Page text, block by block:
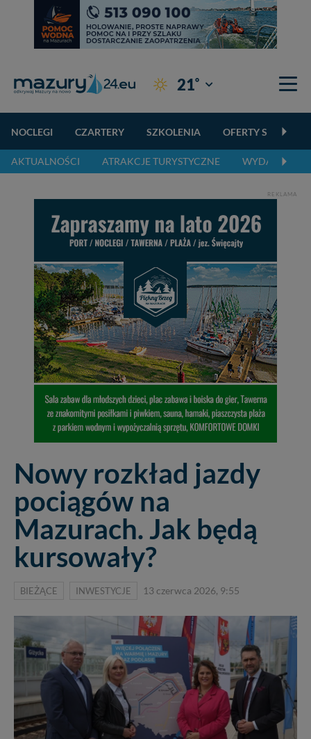
21° Giżycko
NOCLEGI CZARTERY SZKOLENIA OFERTY
AKTUALNOŚCI ATRAKCJE TURYSTYCZNE WYDARZENIA
REKLAMA
Nowy rozkład jazdy
pociągów na
Mazurach. Jak będą
kursowały?
BIEŻĄCE INWESTYCJE 13 czerwca 2026, 9:55